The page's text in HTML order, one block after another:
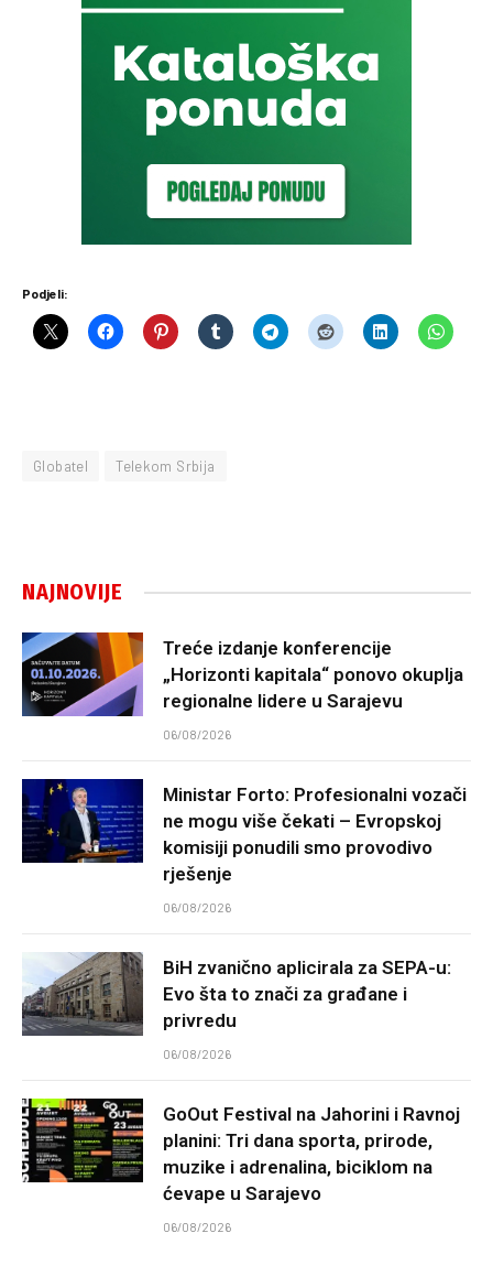
Podjeli:
Globatel Telekom Srbija
NAJNOVIJE
Treće izdanje konferencije
„Horizonti kapitala“ ponovo okuplja
regionalne lidere u Sarajevu
06/08/2026
Ministar Forto: Profesionalni vozači
ne mogu više čekati – Evropskoj
komisiji ponudili smo provodivo
rješenje
06/08/2026
BiH zvanično aplicirala za SEPA-u:
Evo šta to znači za građane i
privredu
06/08/2026
GoOut Festival na Jahorini i Ravnoj
planini: Tri dana sporta, prirode,
muzike i adrenalina, biciklom na
ćevape u Sarajevo
06/08/2026